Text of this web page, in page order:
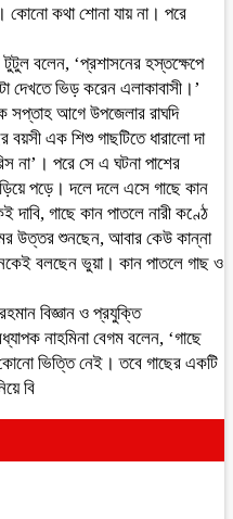
কোনো কথা শোনা যায় না। পরে
টুটুল বলেন, ‘প্রশাসনের হস্তক্ষেপে
দেখতে ভিড় করেন এলাকাবাসী।’
সপ্তাহ আগে উপজেলার রাঘদি
বয়সী এক শিশু গাছটিতে ধারালো দা
না’। পরে সে এ ঘটনা পাশের
পড়ে। দলে দলে এসে গাছে কান
দাবি, গাছে কান পাতলে নারী কণ্ঠে
উত্তর শুনছেন, আবার কেউ কান্না
বলছেন ভুয়া। কান পাতলে গাছ ও
বিজ্ঞান ও প্রযুক্তি
নাহমিনা বেগম বলেন, ‘গাছে
কোনো ভিত্তি নেই। তবে গাছের একটি
বি